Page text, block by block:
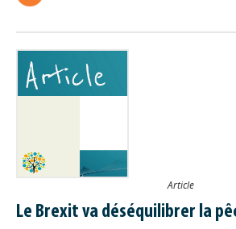
Article
Le Brexit va déséquilibrer la